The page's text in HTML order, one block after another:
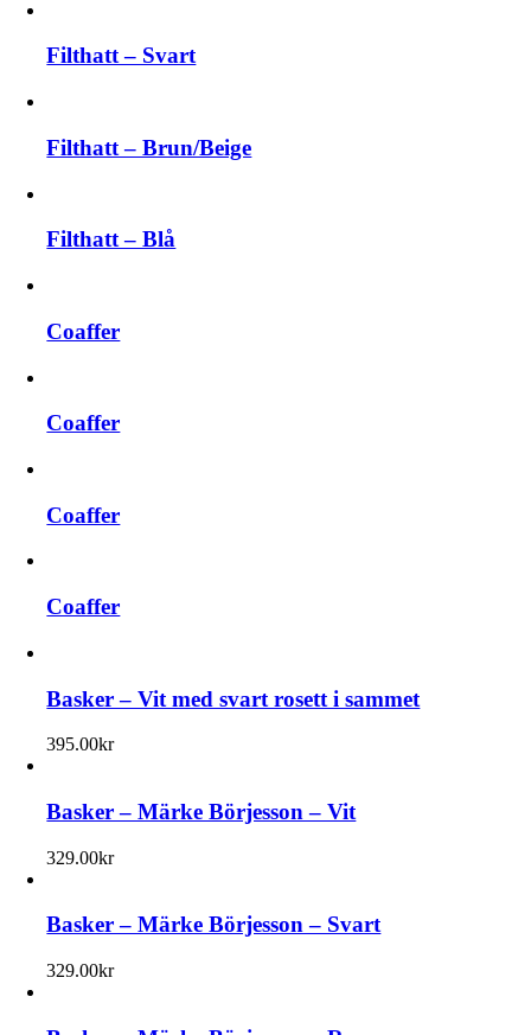
Filthatt – Svart
Filthatt – Brun/Beige
Filthatt – Blå
Coaffer
Coaffer
Coaffer
Coaffer
Basker – Vit med svart rosett i sammet
395.00kr
Basker – Märke Börjesson – Vit
329.00kr
Basker – Märke Börjesson – Svart
329.00kr